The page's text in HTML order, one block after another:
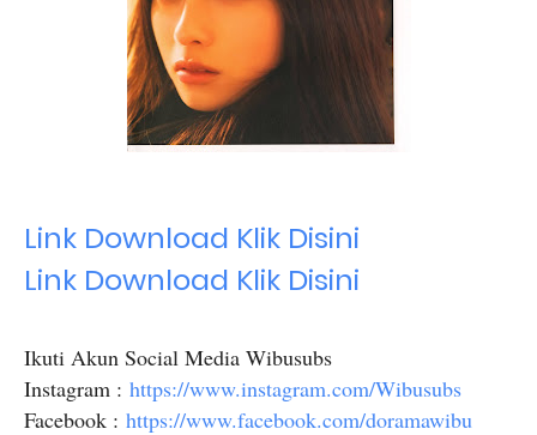
Link Download Klik Disini
Link Download Klik Disini
Ikuti Akun Social Media Wibusubs
Instagram : https://www.instagram.com/Wibusubs
Facebook : https://www.facebook.com/doramawibu